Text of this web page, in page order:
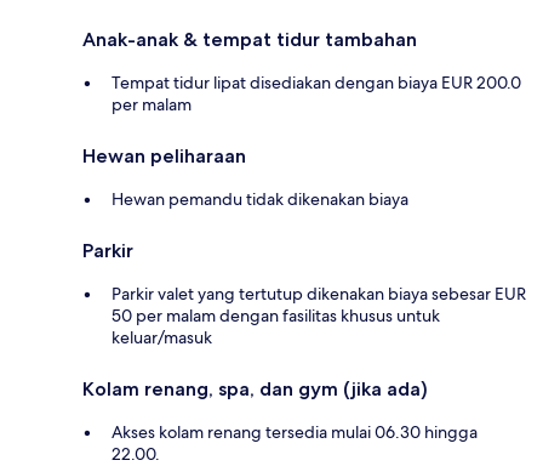
Anak-anak & tempat tidur tambahan
Tempat tidur lipat disediakan dengan biaya EUR 200.0
per malam
Hewan peliharaan
Hewan pemandu tidak dikenakan biaya
Parkir
Parkir valet yang tertutup dikenakan biaya sebesar EUR
50 per malam dengan fasilitas khusus untuk
keluar/masuk
Kolam renang, spa, dan gym (jika ada)
Akses kolam renang tersedia mulai 06.30 hingga
22.00.